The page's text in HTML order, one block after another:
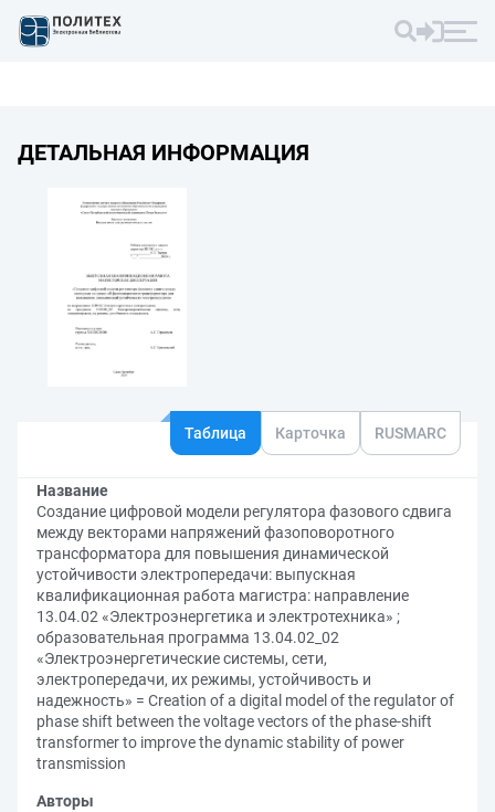
ДЕТАЛЬНАЯ ИНФОРМАЦИЯ
Таблица Карточка RUSMARC
Название
Создание цифровой модели регулятора фазового сдвига
между векторами напряжений фазоповоротного
трансформатора для повышения динамической
устойчивости электропередачи: выпускная
квалификационная работа магистра: направление
13.04.02 «Электроэнергетика и электротехника» ;
образовательная программа 13.04.02_02
«Электроэнергетические системы, сети,
электропередачи, их режимы, устойчивость и
надежность» = Creation of a digital model of the regulator of
phase shift between the voltage vectors of the phase-shift
transformer to improve the dynamic stability of power
transmission
Авторы